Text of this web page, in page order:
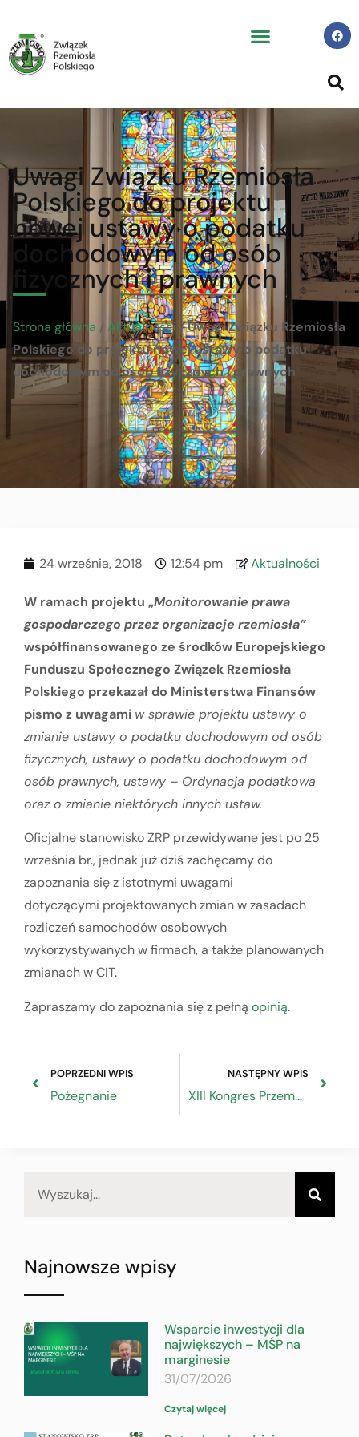
Uwagi Związku Rzemiosła
Polskiego do projektu
nowej ustawy o podatku
dochodowym od osób
fizycznych i prawnych
Strona główna / Aktualności /Uwagi Związku Rzemiosła
Polskiego do projektu nowej ustawy o podatku
dochodowym od osób fizycznych i prawnych
24 września, 2018 12:54 pm Aktualności
W ramach projektu „Monitorowanie prawa
gospodarczego przez organizacje rzemiosła”
współfinansowanego ze środków Europejskiego
Funduszu Społecznego Związek Rzemiosła
Polskiego przekazał do Ministerstwa Finansów
pismo z uwagami w sprawie projektu ustawy o
zmianie ustawy o podatku dochodowym od osób
fizycznych, ustawy o podatku dochodowym od
osób prawnych, ustawy – Ordynacja podatkowa
oraz o zmianie niektórych innych ustaw.
Oficjalne stanowisko ZRP przewidywane jest po 25
września br., jednak już dziś zachęcamy do
zapoznania się z istotnymi uwagami
dotyczącymi projektowanych zmian w zasadach
rozliczeń samochodów osobowych
wykorzystywanych w firmach, a także planowanych
zmianach w CIT.
Zapraszamy do zapoznania się z pełną opinią.
POPRZEDNI WPIS
Pożegnanie
NASTĘPNY WPIS
XIII Kongres Przemysłu i Rynku Motoryzacyjnego
Najnowsze wpisy
Wsparcie inwestycji dla
największych – MŚP na
marginesie
31/07/2026
Czytaj więcej